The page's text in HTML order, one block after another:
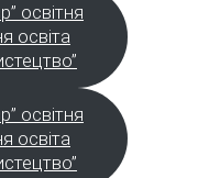
освітня
освіта
освітня
освіта